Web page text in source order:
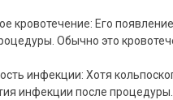
кровотечение: Его
Обычно это
инфекции: Хотя
инфекции после